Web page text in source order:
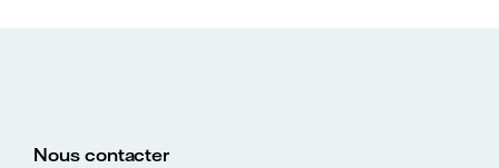
Nous contacter